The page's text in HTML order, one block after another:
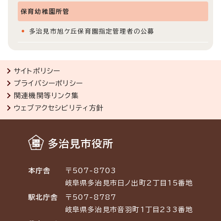
保育幼稚園所管
多治見市旭ケ丘保育園指定管理者の公募
サイトポリシー
プライバシーポリシー
関連機関等リンク集
ウェブアクセシビリティ方針
多治見市役所
本庁舎
〒507-8703
岐阜県多治見市日ノ出町2丁目15番地
駅北庁舎
〒507-8787
岐阜県多治見市音羽町1丁目233番地